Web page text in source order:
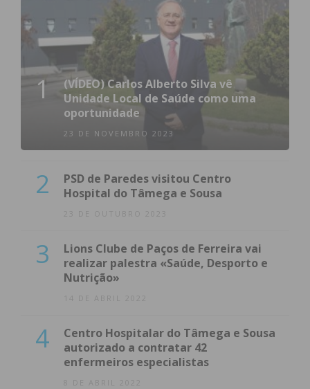
1
(VÍDEO) Carlos Alberto Silva vê
Unidade Local de Saúde como uma
oportunidade
23 DE NOVEMBRO 2023
2
PSD de Paredes visitou Centro
Hospital do Tâmega e Sousa
23 DE OUTUBRO 2023
3
Lions Clube de Paços de Ferreira vai
realizar palestra «Saúde, Desporto e
Nutrição»
14 DE ABRIL 2022
4
Centro Hospitalar do Tâmega e Sousa
autorizado a contratar 42
enfermeiros especialistas
8 DE ABRIL 2022